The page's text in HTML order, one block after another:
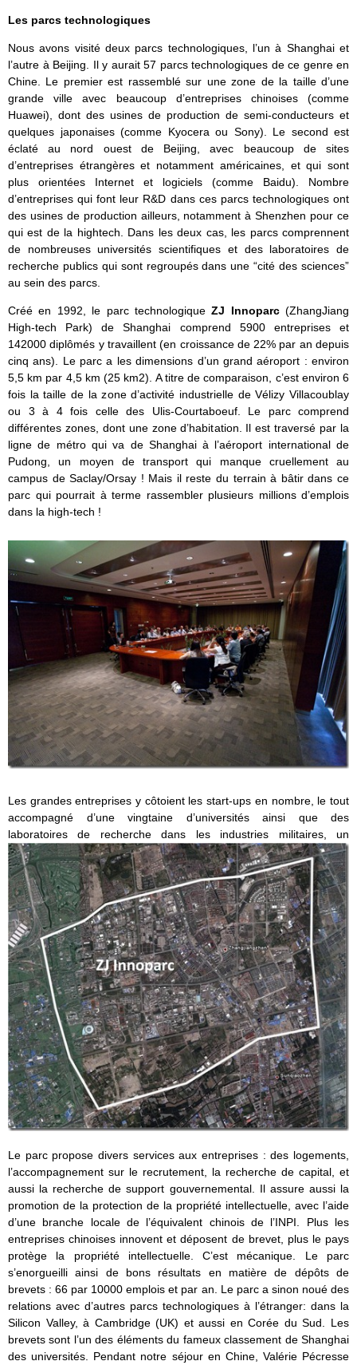
Les parcs technologiques
Nous avons visité deux parcs technologiques, l’un à Shanghai et
l’autre à Beijing. Il y aurait 57 parcs technologiques de ce genre en
Chine. Le premier est rassemblé sur une zone de la taille d’une
grande ville avec beaucoup d’entreprises chinoises (comme
Huawei), dont des usines de production de semi-conducteurs et
quelques japonaises (comme Kyocera ou Sony). Le second est
éclaté au nord ouest de Beijing, avec beaucoup de sites
d’entreprises étrangères et notamment américaines, et qui sont
plus orientées Internet et logiciels (comme Baidu). Nombre
d’entreprises qui font leur R&D dans ces parcs technologiques ont
des usines de production ailleurs, notamment à Shenzhen pour ce
qui est de la hightech. Dans les deux cas, les parcs comprennent
de nombreuses universités scientifiques et des laboratoires de
recherche publics qui sont regroupés dans une “cité des sciences”
au sein des parcs.
Créé en 1992, le parc technologiqueZJ Innoparc(ZhangJiang
High-tech Park) de Shanghai comprend 5900 entreprises et
142000 diplômés y travaillent (en croissance de 22% par an depuis
cinq ans). Le parc a les dimensions d’un grand aéroport : environ
5,5 km par 4,5 km (25 km2). A titre de comparaison, c’est environ 6
fois la taille de la zone d’activité industrielle de Vélizy Villacoublay
ou 3 à 4 fois celle des Ulis-Courtaboeuf. Le parc comprend
différentes zones, dont une zone d’habitation. Il est traversé par la
ligne de métro qui va de Shanghai à l’aéroport international de
Pudong, un moyen de transport qui manque cruellement au
campus de Saclay/Orsay ! Mais il reste du terrain à bâtir dans ce
parc qui pourrait à terme rassembler plusieurs millions d’emplois
dans la high-tech !
Les grandes entreprises y côtoient les start-ups en nombre, le tout
accompagné d’une vingtaine d’universités ainsi que des
laboratoires de recherche dans les industries militaires, un
Le parc propose divers services aux entreprises : des logements,
l’accompagnement sur le recrutement, la recherche de capital, et
aussi la recherche de support gouvernemental. Il assure aussi la
promotion de la protection de la propriété intellectuelle, avec l’aide
d’une branche locale de l’équivalent chinois de l’INPI. Plus les
entreprises chinoises innovent et déposent de brevet, plus le pays
protège la propriété intellectuelle. C’est mécanique. Le parc
s’enorgueilli ainsi de bons résultats en matière de dépôts de
brevets : 66 par 10000 emplois et par an. Le parc a sinon noué des
relations avec d’autres parcs technologiques à l’étranger: dans la
Silicon Valley, à Cambridge (UK) et aussi en Corée du Sud. Les
brevets sont l’un des éléments du fameux classement de Shanghai
des universités. Pendant notre séjour en Chine, Valérie Pécresse